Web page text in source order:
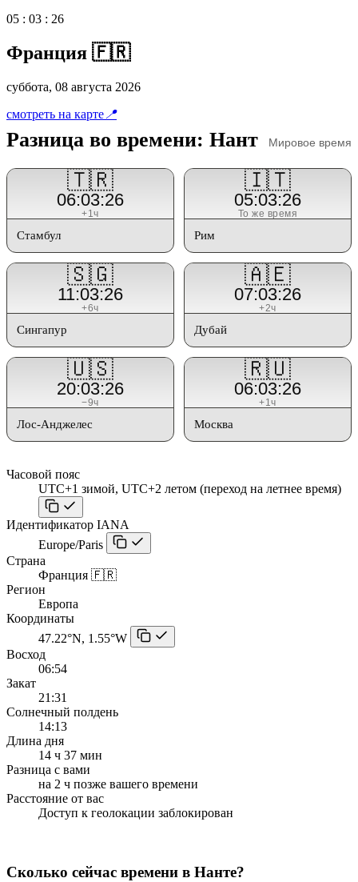
05 : 03 : 26
Франция 🇫🇷
суббота, 08 августа 2026
смотреть на карте 📍
Разница во времени: Нант Мировое время
🇹🇷
06:03:26
+1ч
Стамбул
🇮🇹
05:03:26
То же время
Рим
🇸🇬
11:03:26
+6ч
Сингапур
🇦🇪
07:03:26
+2ч
Дубай
🇺🇸
20:03:26
−9ч
Лос-Анджелес
🇷🇺
06:03:26
+1ч
Москва
Часовой пояс
UTC+1 зимой, UTC+2 летом (переход на летнее время)
Идентификатор IANA
Europe/Paris
Страна
Франция 🇫🇷
Регион
Европа
Координаты
47.22°N, 1.55°W
Восход
06:54
Закат
21:31
Солнечный полдень
14:13
Длина дня
14 ч 37 мин
Разница с вами
на 2 ч позже вашего времени
Расстояние от вас
Доступ к геолокации заблокирован
Сколько сейчас времени в Нанте?